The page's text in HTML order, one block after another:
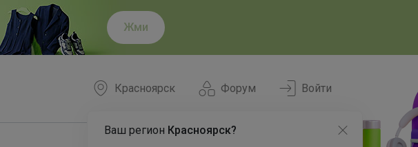
Жми
Форум
Красноярск
Ваш регион Красноярск?
Войти